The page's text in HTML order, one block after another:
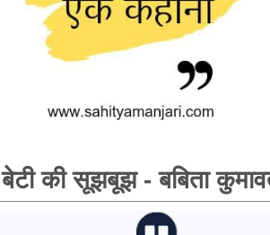
बेटी की सूझबूझ - बबिता